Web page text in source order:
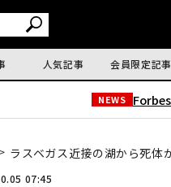
人気記事 会員限定記事
NEWS
ラスベガス近接の湖から死
07:45